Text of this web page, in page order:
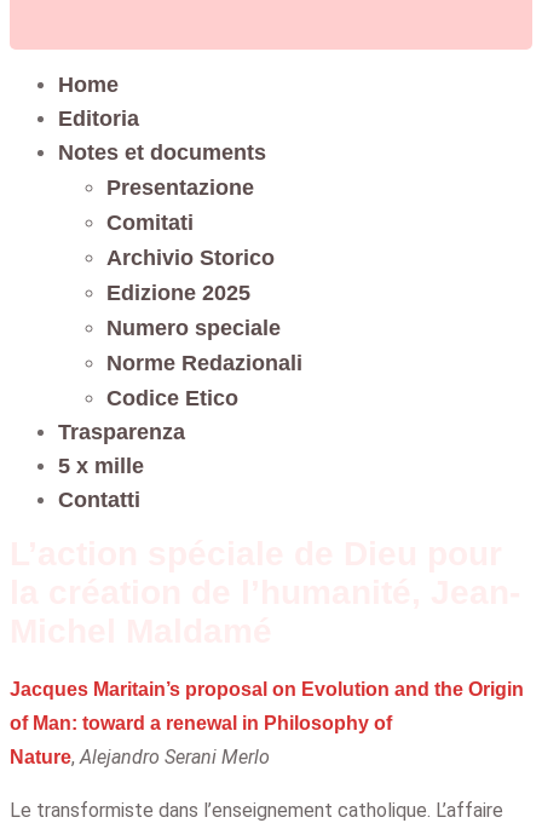
Home
Editoria
Notes et documents
Presentazione
Comitati
Archivio Storico
Edizione 2025
Numero speciale
Norme Redazionali
Codice Etico
Trasparenza
5 x mille
Contatti
Jacques Maritain’s proposal on Evolution and the Origin
of Man: toward a renewal in Philosophy of
Nature,Alejandro Serani Merlo
Le transformiste dans l’enseignement catholique. L’affaire